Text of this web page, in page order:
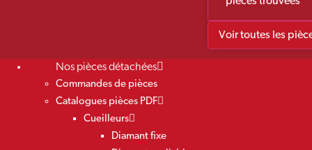
Voir toutes les
Nos pièces détachées
Commandes de pièces
Catalogues pièces PDF
Cueilleurs
Diamant fixe